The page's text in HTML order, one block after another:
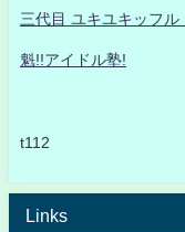
三代目 ユキユキッフ
魁!!アイドル塾!
t112
Links